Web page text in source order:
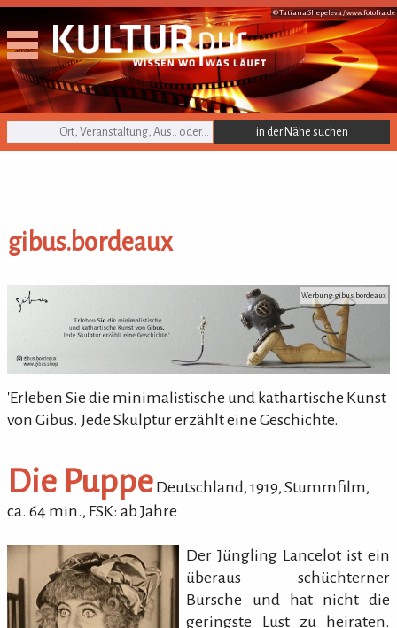
© Tatiana Shepeleva /www.fotolia.de
KULTURpur Suche
gibus.bordeaux
gibus.bordeaux Werbung: gibus.bordeaux
'Erleben Sie die minimalistische und kathartische Kunst
von Gibus. Jede Skulptur erzählt eine Geschichte.
Die Puppe Deutschland, 1919, Stummfilm,
ca. 64 min., FSK: ab Jahre
Der Jüngling Lancelot ist ein
überaus schüchterner
Bursche und hat nicht die
geringste Lust zu heiraten.